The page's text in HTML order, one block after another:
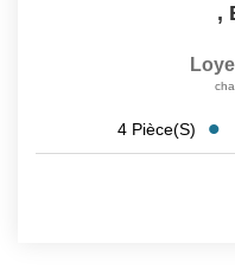
,
4 Pièce(s)